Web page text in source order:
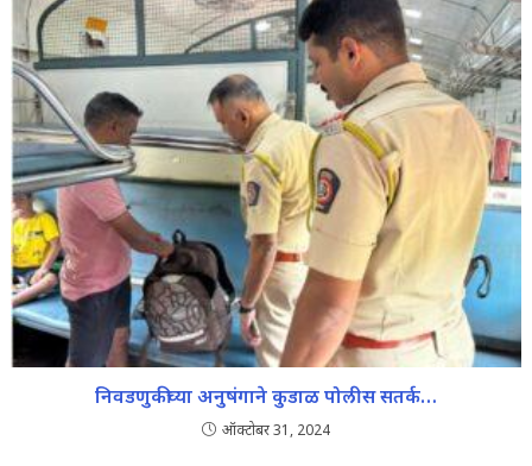
निवडणुकीच्या अनुषंगाने कुडाळ पोलीस सतर्क…
ऑक्टोबर 31, 2024